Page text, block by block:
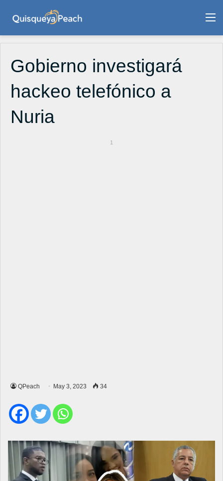
Gobierno investigará
hackeo telefónico a
Nuria
1
QPeach May 3, 2023 34